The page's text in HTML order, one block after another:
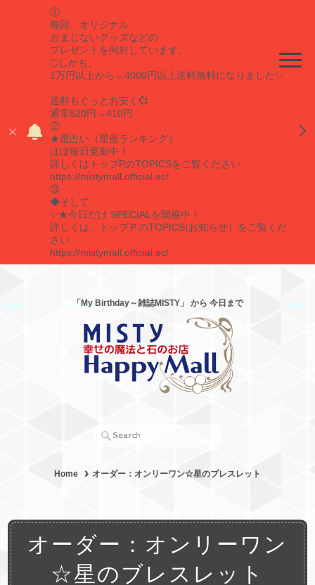
①
毎回、オリジナル
おまじないグッズなどの
プレゼントを同封しています。
🌕しかも、
1万円以上から→4000円以上送料無料になりました✨
送料もぐっとお安く💞
通常520円→410円
②
★星占い（星座ランキング）
ほぼ毎日更新中！
詳しくはトップPのTOPICSをご覧ください
https://mistymall.official.ec/
③
◆そして
✨★今日だけ SPECIALを開催中！
詳しくは、トップＰのTOPICS(お知らせ）をご覧くだ
さい
https://mistymall.official.ec/
「My Birthday～雑誌MISTY」 から 今日まで
Home オーダー：オンリーワン☆星のブレスレット
オーダー：オンリーワン
☆星のブレスレット